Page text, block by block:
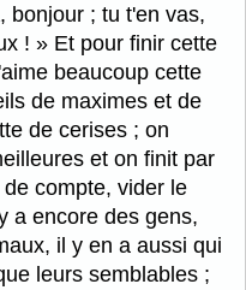
bonjour ; tu t'en vas,
!
Et pour finir cette
beaucoup cette
de maximes et de
de cerises ; on
et on finit par
compte, vider le
a encore des gens,
il y en a aussi qui
leurs semblables ;